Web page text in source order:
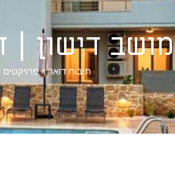
מושב דישון |
תיבות דואר»פרויקטים